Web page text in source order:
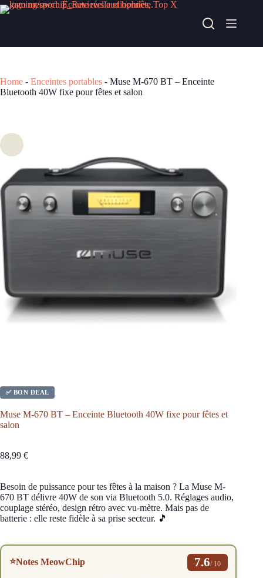
Passer
au
Acheter chez fnac
Home - Enceintes portables - Muse M-670 BT – Enceinte
Bluetooth 40W fixe pour fêtes et salon
✅ BON DEAL
Muse M-670 BT – Enceinte Bluetooth 40W fixe pour fêtes et
salon
88,99 €
Besoin de puissance pour tes fêtes à la maison ? La Muse M-
670 BT délivre 40W de son via Bluetooth 5.0. Réglages audio,
couplage stéréo, design rétro avec vu-mètre. Mais pas de
batterie : elle reste fidèle à sa prise secteur. 🎵
⭐Notes MeowChip 7.6/ 10